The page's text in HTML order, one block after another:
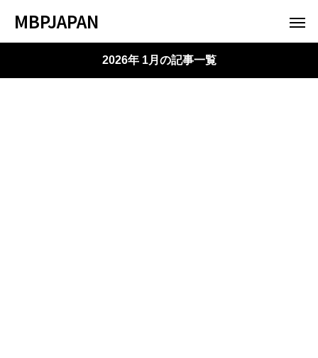
MBPJAPAN
2026年 1月の記事一覧